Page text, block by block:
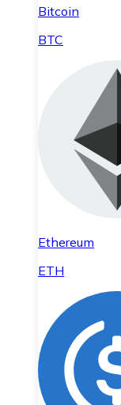
Bitcoin
BTC
Ethereum
ETH